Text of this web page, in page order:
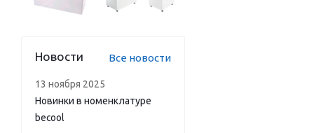
Новости Все новости
13 ноября 2025
Новинки в номенклатуре
becool